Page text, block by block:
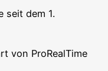
seit dem 1.
von ProRealTime